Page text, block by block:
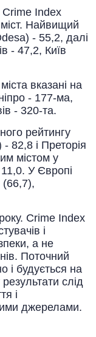
Crime Index
міст. Найвищий
- 55,2, далі
- 47,2, Київ
вказані на
- 177-ма,
- 320-та.
рейтингу
82,8 і Преторія
містом у
У Європі
Crime Index
і
а не
Поточний
і будується на
слід
і
джерелами.